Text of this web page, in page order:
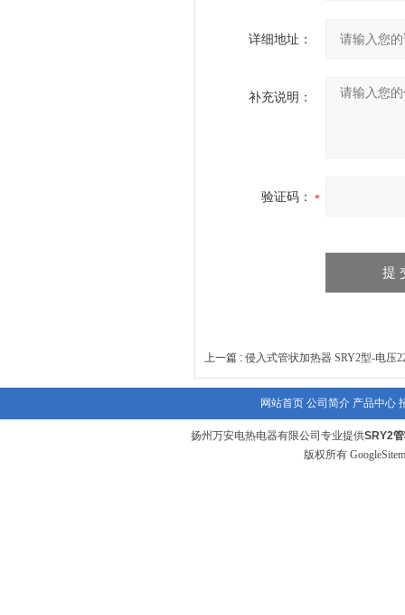
详细地址：
补充说明：
验证码：
上一篇 : 侵入式管状加热器 SRY2型-电压
网站首页 公司简介 产品中心
扬州万安电热电器有限公司专业提供SRY2
版权所有